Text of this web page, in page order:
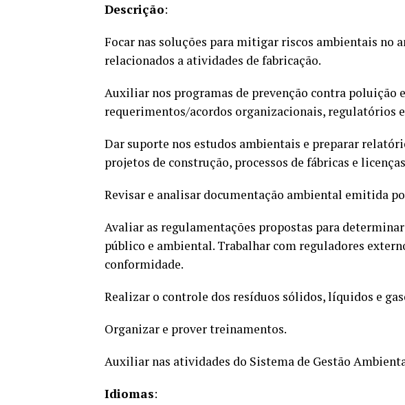
Descrição:
Focar nas soluções para mitigar riscos ambientais no
relacionados a atividades de fabricação.
Auxiliar nos programas de prevenção contra poluição
requerimentos/acordos organizacionais, regulatórios
Dar suporte nos estudos ambientais e preparar
projetos de construção, processos de fábricas e
Revisar e analisar documentação ambiental emitida
Avaliar as regulamentações propostas para
público e ambiental. Trabalhar com reguladores
conformidade.
Realizar o controle dos resíduos sólidos, líquidos e
Organizar e prover treinamentos.
Auxiliar nas atividades do Sistema de Gestão
Idiomas: